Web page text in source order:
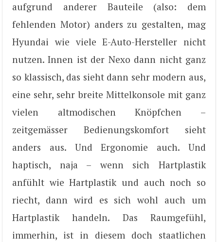
aufgrund anderer Bauteile (also: dem
fehlenden Motor) anders zu gestalten, mag
Hyundai wie viele E-Auto-Hersteller nicht
nutzen. Innen ist der Nexo dann nicht ganz
so klassisch, das sieht dann sehr modern aus,
eine sehr, sehr breite Mittelkonsole mit ganz
vielen altmodischen Knöpfchen –
zeitgemässer Bedienungskomfort sieht
anders aus. Und Ergonomie auch. Und
haptisch, naja – wenn sich Hartplastik
anfühlt wie Hartplastik und auch noch so
riecht, dann wird es sich wohl auch um
Hartplastik handeln. Das Raumgefühl,
immerhin, ist in diesem doch staatlichen